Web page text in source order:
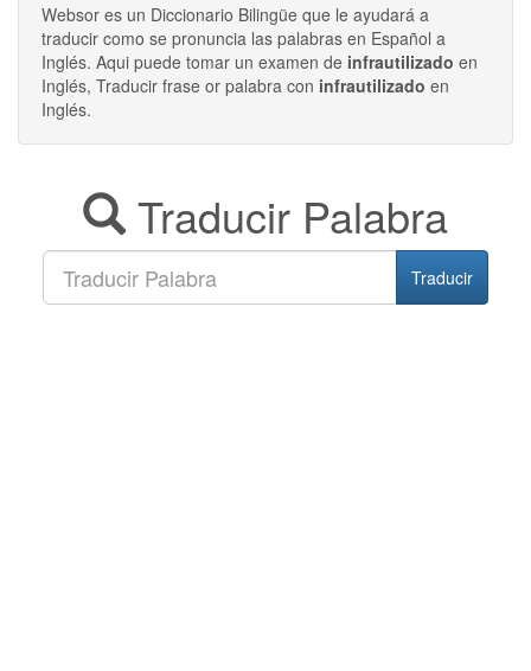
Websor es un Diccionario Bilingüe que le ayudará a
traducir como se pronuncia las palabras en Español a
Inglés. Aqui puede tomar un examen de infrautilizado en
Inglés, Traducir frase or palabra con infrautilizado en
Inglés.
Traducir Palabra
Traducir